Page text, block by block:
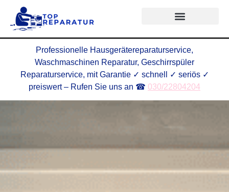
Professionelle Hausgerätereparaturservice,
Waschmaschinen Reparatur, Geschirrspüler
Reparaturservice, mit Garantie ✓ schnell ✓ seriös ✓
preiswert – Rufen Sie uns an ☎ 030/22804204